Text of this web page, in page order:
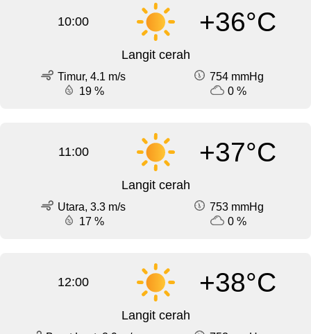
10:00 +36°C
Langit cerah
Timur, 4.1 m/s
754 mmHg
19 %
0 %
11:00 +37°C
Langit cerah
Utara, 3.3 m/s
753 mmHg
17 %
0 %
12:00 +38°C
Langit cerah